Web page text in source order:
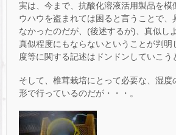
実は、今まで、抗酸化溶液活用製品を模
ウハウを盗まれては困ると言うことで、
なかったのだが、(後述するが)、真似し
真似程度にもならないということが判明
度等に関する記述はドンドンしていこう
そして、椎茸栽培にとって必要な、湿度
形で行っているのだが・・・。